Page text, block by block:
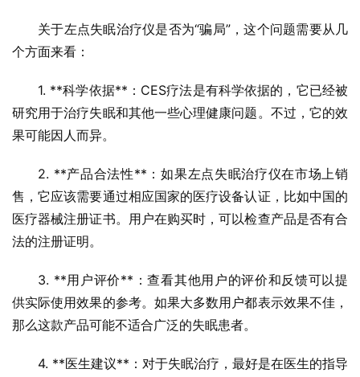
关于左点失眠治疗仪是否为“骗局”，这个问题需要从几
个方面来看：
1. **科学依据**：CES疗法是有科学依据的，它已经被
研究用于治疗失眠和其他一些心理健康问题。不过，它的效
果可能因人而异。
2. **产品合法性**：如果左点失眠治疗仪在市场上销
售，它应该需要通过相应国家的医疗设备认证，比如中国的
医疗器械注册证书。用户在购买时，可以检查产品是否有合
法的注册证明。
3. **用户评价**：查看其他用户的评价和反馈可以提
供实际使用效果的参考。如果大多数用户都表示效果不佳，
那么这款产品可能不适合广泛的失眠患者。
4. **医生建议**：对于失眠治疗，最好是在医生的指导